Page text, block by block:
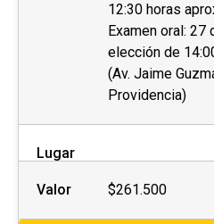
12:30 horas
Examen oral: 27
elección de
(Av. Jaime
Providencia)
Lugar
Valor $261.500